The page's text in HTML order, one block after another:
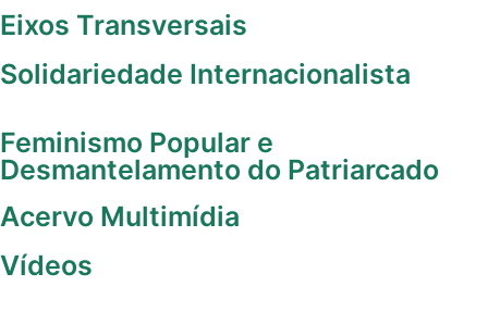
Eixos Transversais
Solidariedade Internacionalista
Feminismo Popular e
Desmantelamento do Patriarcado
Acervo Multimídia
Vídeos